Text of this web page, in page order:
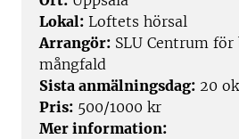
Lokal: Loftets hörsal
Arrangör: SLU Centrum
mångfald
Sista anmälningsdag: 20
Pris: 500/1000 kr
Mer information: